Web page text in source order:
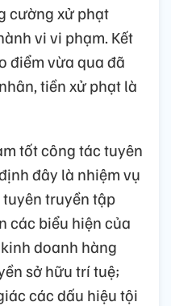
cường xử phạt
vi vi phạm. Kết
điểm vừa qua đã
tiền xử phạt là
tốt công tác tuyên
đây là nhiệm vụ
truyền tập
các biểu hiện của
doanh hàng
sở hữu trí tuệ;
các dấu hiệu tội